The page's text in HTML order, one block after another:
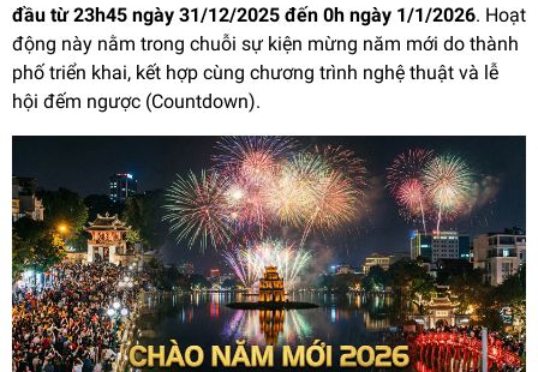
đầu từ 23h45 ngày 31/12/2025 đến 0h ngày 1/1/2026. Hoạt
động này nằm trong chuỗi sự kiện mừng năm mới do thành
phố triển khai, kết hợp cùng chương trình nghệ thuật và lễ
hội đếm ngược (Countdown).